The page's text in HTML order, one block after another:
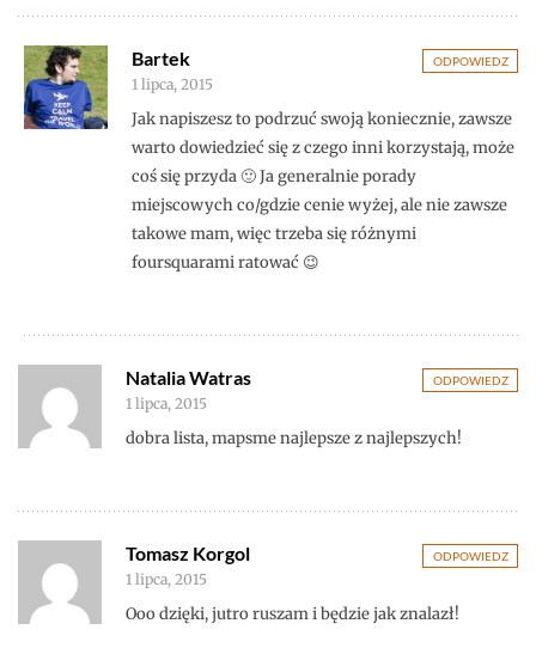
ODPOWIEDZ
Bartek
1 lipca, 2015
Jak napiszesz to podrzuć swoją koniecznie, zawsze
warto dowiedzieć się z czego inni korzystają, może
coś się przyda 🙂 Ja generalnie porady
miejscowych co/gdzie cenie wyżej, ale nie zawsze
takowe mam, więc trzeba się różnymi
foursquarami ratować 😉
ODPOWIEDZ
Natalia Watras
1 lipca, 2015
dobra lista, mapsme najlepsze z najlepszych!
ODPOWIEDZ
Tomasz Korgol
1 lipca, 2015
Ooo dzięki, jutro ruszam i będzie jak znalazł!